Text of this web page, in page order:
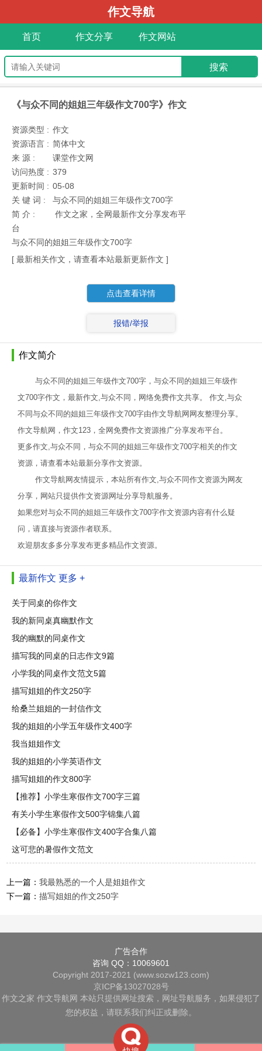
作文导航
首页 作文分享 作文网站
《与众不同的姐姐三年级作文700字》作文
资源类型 : 作文
资源语言 : 简体中文
来 源 :
课堂作文网
访问热度 : 379
更新时间 : 05-08
关 键 词 :
与众不同的姐姐三年级作文700字
简 介 :
作文之家，全网最新作文分享发布平
台
与众不同的姐姐三年级作文700字
[ 最新相关作文，请查看本站最新更新作文 ]
点击查看详情
报错/举报
作文简介
与众不同的姐姐三年级作文700字，与众不同的姐姐三年级作
文700字作文，最新作文,与众不同，网络免费作文共享。 作文,与众
不同与众不同的姐姐三年级作文700字由作文导航网网友整理分享。
作文导航网，作文123，全网免费作文资源推广分享发布平台。
更多作文,与众不同，与众不同的姐姐三年级作文700字相关的作文
资源，请查看本站最新分享作文资源。
作文导航网友情提示，本站所有作文,与众不同作文资源为网友
分享，网站只提供作文资源网址分享导航服务。
如果您对与众不同的姐姐三年级作文700字作文资源内容有什么疑
问，请直接与资源作者联系。
欢迎朋友多多分享发布更多精品作文资源。
最新作文 更多 +
关于同桌的你作文
我的新同桌真幽默作文
我的幽默的同桌作文
描写我的同桌的日志作文9篇
小学我的同桌作文范文5篇
描写姐姐的作文250字
给桑兰姐姐的一封信作文
我的姐姐的小学五年级作文400字
我当姐姐作文
我的姐姐的小学英语作文
描写姐姐的作文800字
【推荐】小学生寒假作文700字三篇
有关小学生寒假作文500字锦集八篇
【必备】小学生寒假作文400字合集八篇
这可悲的暑假作文范文
上一篇：我最熟悉的一个人是姐姐作文
下一篇：描写姐姐的作文250字
广告合作
咨询 QQ：10069601
Copyright 2017-2021 (www.sozw123.com)
京ICP备13027028号
作文之家 作文导航网 本站只提供网址搜索，网址导航服务，如果侵犯了
您的权益，请联系我们纠正或删除。